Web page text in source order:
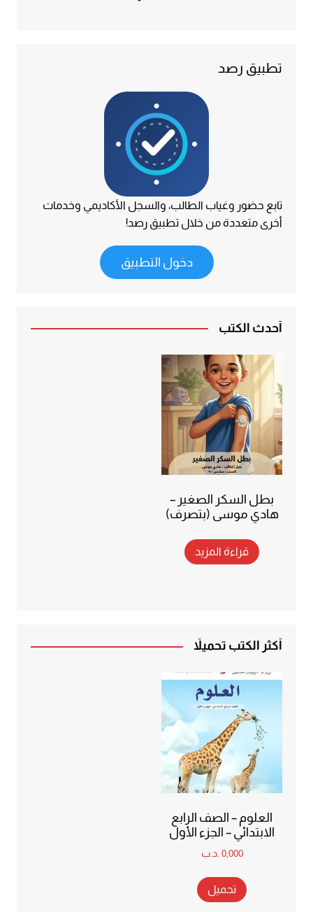
تطبيق رصد
تابع حضور وغياب الطالب، والسجل الأكاديمي وخدمات
أخرى متعددة من خلال تطبيق رصد!
دخول التطبيق
أحدث الكتب
بطل السكر الصغير –
هادي موسى (بتصرف)
قراءة المزيد
أكثر الكتب تحميلاً
العلوم – الصف الرابع
الابتدائي – الجزء الأول
0,000 .د.ب
تحميل